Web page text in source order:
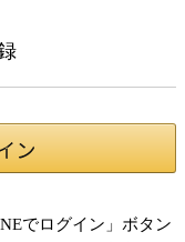
でログイン」ボタン